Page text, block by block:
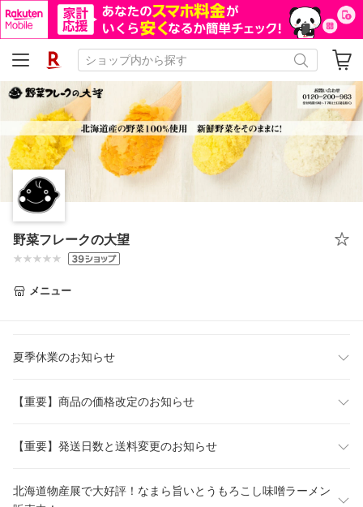
野菜フレークの大望
メニュー
夏季休業のお知らせ
【重要】商品の価格改定のお知らせ
【重要】発送日数と送料変更のお知らせ
北海道物産展で大好評！なまら旨いとうもろこし味噌ラーメン